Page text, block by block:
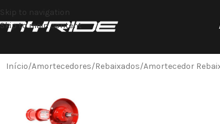
Skip to navigation
Skip to main content
Início Amortecedores Rebaixados Amortecedor